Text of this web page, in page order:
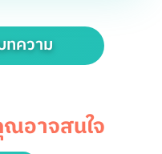
ความ
อาจสนใจ